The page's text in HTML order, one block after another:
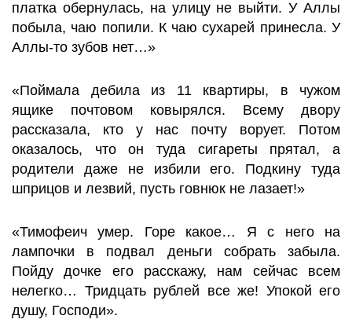
платка обернулась, на улицу не выйти. У Аллы
побыла, чаю попили. К чаю сухарей принесла. У
Аллы-то зубов нет…»
«Поймала дебила из 11 квартиры, в чужом
ящике почтовом ковырялся. Всему двору
рассказала, кто у нас почту ворует. Потом
оказалось, что он туда сигареты прятал, а
родители даже не избили его. Подкину туда
шприцов и лезвий, пусть говнюк не лазает!»
«Тимофеич умер. Горе какое… Я с него на
лампочки в подвал деньги собрать забыла.
Пойду дочке его расскажу, нам сейчас всем
нелегко… Тридцать рублей все же! Упокой его
душу, Господи».